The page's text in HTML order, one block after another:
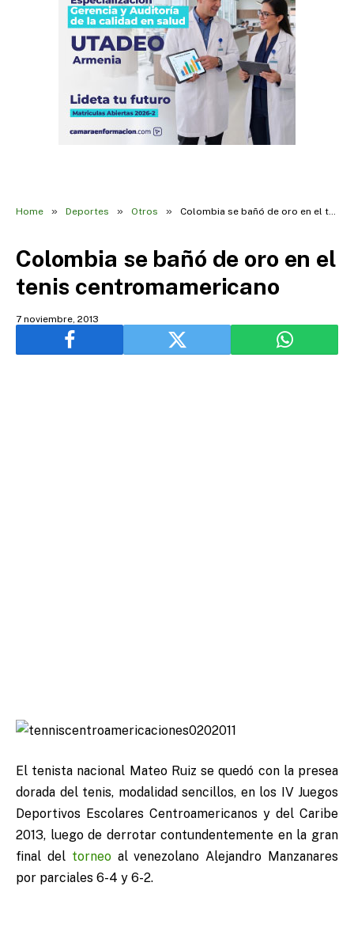
Home » Deportes » Otros » Colombia se bañó de oro en el tenis centromamericano
Colombia se bañó de oro en el
tenis centromamericano
7 noviembre, 2013
El tenista nacional Mateo Ruiz se quedó con la presea
dorada del tenis, modalidad sencillos, en los IV Juegos
Deportivos Escolares Centroamericanos y del Caribe
2013, luego de derrotar contundentemente en la gran
final del torneoal venezolano Alejandro Manzanares
por parciales 6-4 y 6-2.